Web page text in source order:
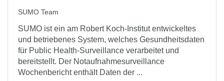
SUMO Team
SUMO ist ein am Robert Koch-Institut entwickeltes
und betriebenes System, welches Gesundheitsdaten
für Public Health-Surveillance verarbeitet und
bereitstellt. Der Notaufnahmesurveillance
Wochenbericht enthält Daten der ...